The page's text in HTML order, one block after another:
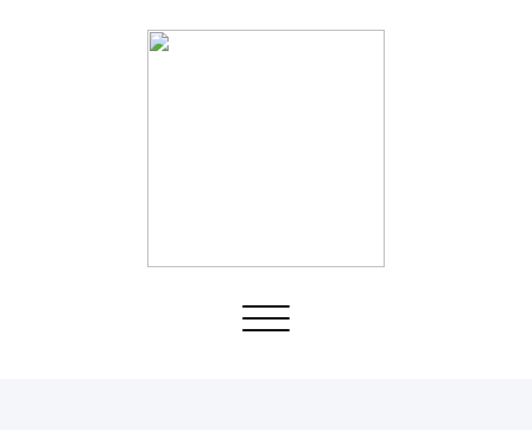
Toggle